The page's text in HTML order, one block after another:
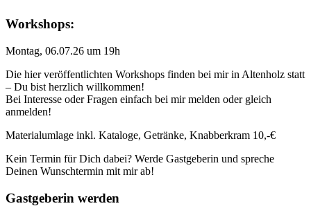
Workshops:
Montag, 06.07.26 um 19h
Die hier veröffentlichten Workshops finden bei mir in Altenholz statt
– Du bist herzlich willkommen!
Bei Interesse oder Fragen einfach bei mir melden oder gleich
anmelden!
Materialumlage inkl. Kataloge, Getränke, Knabberkram 10,-€
Kein Termin für Dich dabei? Werde Gastgeberin und spreche
Deinen Wunschtermin mit mir ab!
Gastgeberin werden